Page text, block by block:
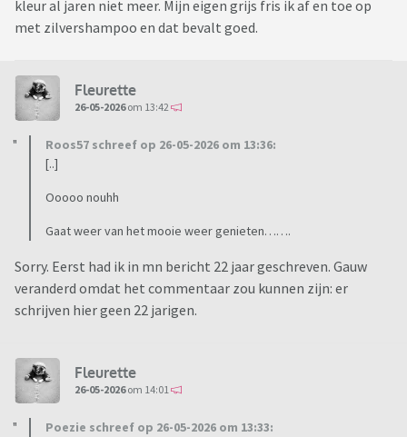
kleur al jaren niet meer. Mijn eigen grijs fris ik af en toe op
met zilvershampoo en dat bevalt goed.
Fleurette
26-05-2026om 13:42
Roos57 schreef op 26-05-2026 om 13:36:
[..]
Ooooo nouhh
Gaat weer van het mooie weer genieten…….
Sorry. Eerst had ik in mn bericht 22 jaar geschreven. Gauw
veranderd omdat het commentaar zou kunnen zijn: er
schrijven hier geen 22 jarigen.
Fleurette
26-05-2026om 14:01
Poezie schreef op 26-05-2026 om 13:33: